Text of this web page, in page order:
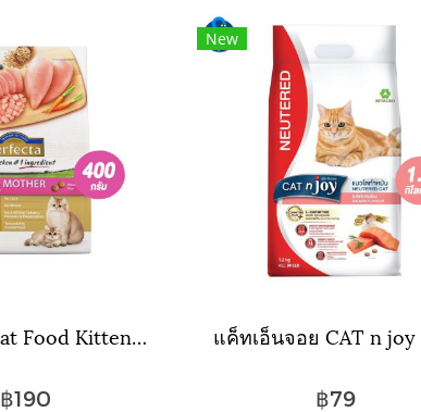
Perfecta Cat Food Kitten & Mother (400 g ) พอร์เฟคต้า อาหารลูกแมวและแม่แมว (400 ก.)
฿190
New
฿79